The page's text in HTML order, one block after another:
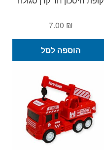
7.00 ₪
הוספה לסל